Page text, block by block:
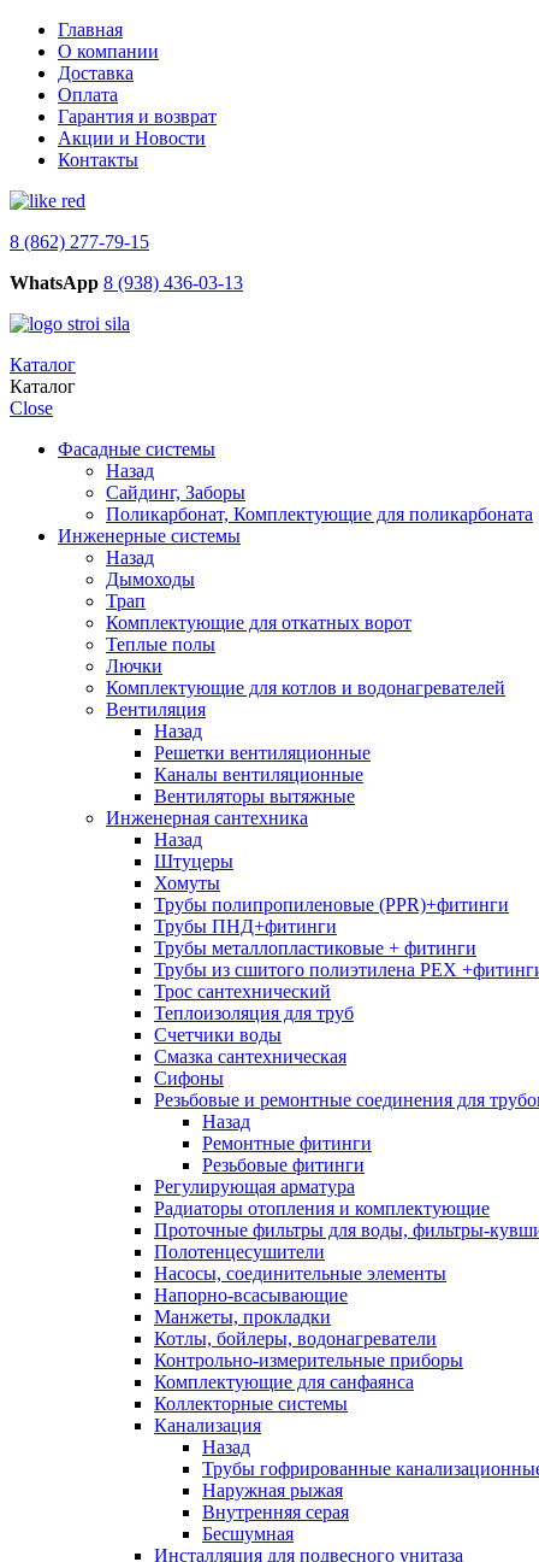
Главная
О компании
Доставка
Оплата
Гарантия и возврат
Акции и Новости
Контакты
8 (862) 277-79-15
WhatsApp 8 (938) 436-03-13
Каталог
Каталог
Close
Фасадные системы
Назад
Сайдинг, Заборы
Поликарбонат, Комплектующие для поликарбоната
Инженерные системы
Назад
Дымоходы
Трап
Комплектующие для откатных ворот
Теплые полы
Лючки
Комплектующие для котлов и водонагревателей
Вентиляция
Назад
Решетки вентиляционные
Каналы вентиляционные
Вентиляторы вытяжные
Инженерная сантехника
Назад
Штуцеры
Хомуты
Трубы полипропиленовые (PPR)+фитинги
Трубы ПНД+фитинги
Трубы металлопластиковые + фитинги
Трубы из сшитого полиэтилена PEX
Трос сантехнический
Теплоизоляция для труб
Счетчики воды
Смазка сантехническая
Сифоны
Резьбовые и ремонтные соединения для
Назад
Ремонтные фитинги
Резьбовые фитинги
Регулирующая арматура
Радиаторы отопления и комплектующие
Проточные фильтры для воды, фильтры-
Полотенцесушители
Насосы, соединительные элементы
Напорно-всасывающие
Манжеты, прокладки
Котлы, бойлеры, водонагреватели
Контрольно-измерительные приборы
Комплектующие для санфаянса
Коллекторные системы
Канализация
Назад
Трубы гофрированные
Наружная рыжая
Внутренняя серая
Бесшумная
Инсталляция для подвесного унитаза